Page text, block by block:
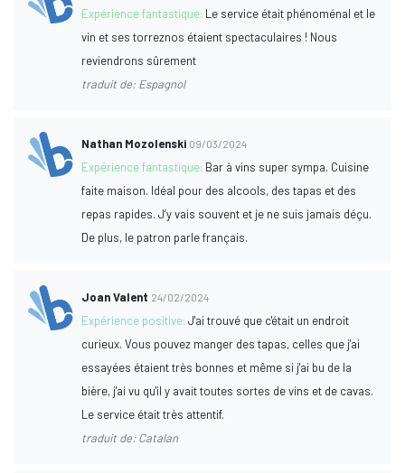
Expérience fantastique: Le service était phénoménal et le
vin et ses torreznos étaient spectaculaires ! Nous
reviendrons sûrement
traduit de: Espagnol
Nathan Mozolenski 09/03/2024
Expérience fantastique: Bar à vins super sympa. Cuisine
faite maison. Idéal pour des alcools, des tapas et des
repas rapides. J’y vais souvent et je ne suis jamais déçu.
De plus, le patron parle français.
Joan Valent 24/02/2024
Expérience positive:J'ai trouvé que c'était un endroit
curieux. Vous pouvez manger des tapas, celles que j'ai
essayées étaient très bonnes et même si j'ai bu de la
bière, j'ai vu qu'il y avait toutes sortes de vins et de cavas.
Le service était très attentif.
traduit de: Catalan